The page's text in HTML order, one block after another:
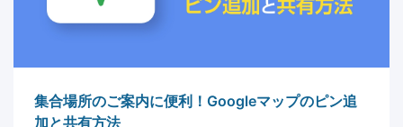
集合場所のご案内に便利！Googleマップのピン追
加と共有方法